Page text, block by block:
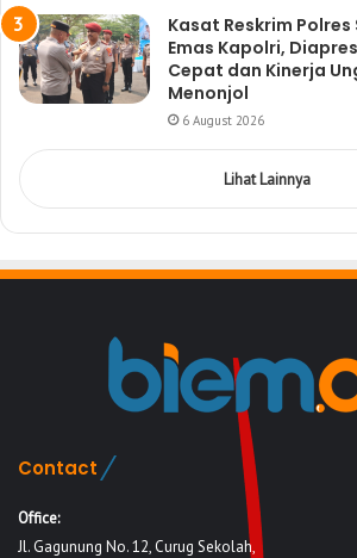
Kasat Reskrim Polres
Emas Kapolri,
Cepat dan Kinerja
Menonjol
6 August 2026
Lihat Lainnya
Contact
Office:
Jl. Gagunung No. 12, Curug Sekolah,